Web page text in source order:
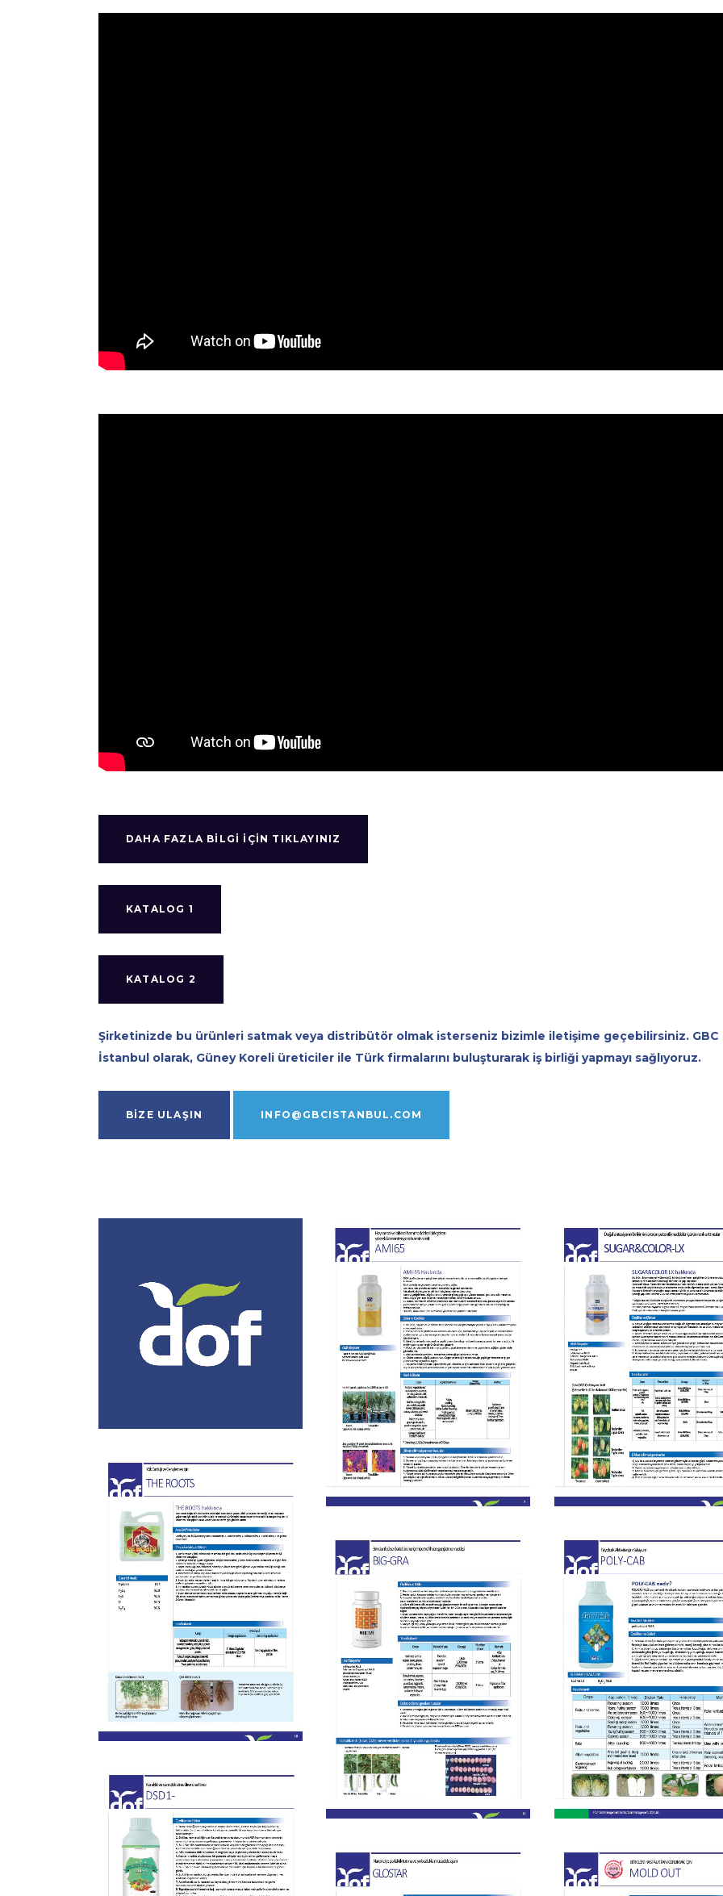
DAHA FAZLA BILGI IÇIN TIKLAYINIZ
KATALOG 1
KATALOG 2
Şirketinizde bu ürünleri satmak veya distribütör olmak isterseniz bizimle iletişime geçebilirsiniz. GBC
İstanbul olarak, Güney Koreli üreticiler ile Türk firmalarını buluşturarak iş birliği yapmayı sağlıyoruz.
BİZE ULAŞIN INFO@GBCISTANBUL.COM